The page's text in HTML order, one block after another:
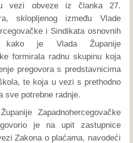
vezi obveze iz članka 27.
sklopljenog između Vlade
i Sindikata osnovnih
kako je Vlada Županije
formirala radnu skupinu koja
pregovora s predstavnicima
te koja u vezi s prethodno
sve potrebne radnje.
Zapadnohercegovačke
je na upit zastupnice
Zakona o plaćama, navodeći